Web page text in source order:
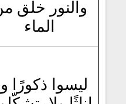
والنور خلق
الماء
ليسوا ذكورًا